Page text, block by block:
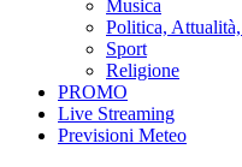
Musica
Politica,
Sport
Religione
PROMO
Live Streaming
Previsioni Meteo